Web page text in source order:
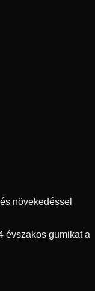
növekedéssel
évszakos gumikat a